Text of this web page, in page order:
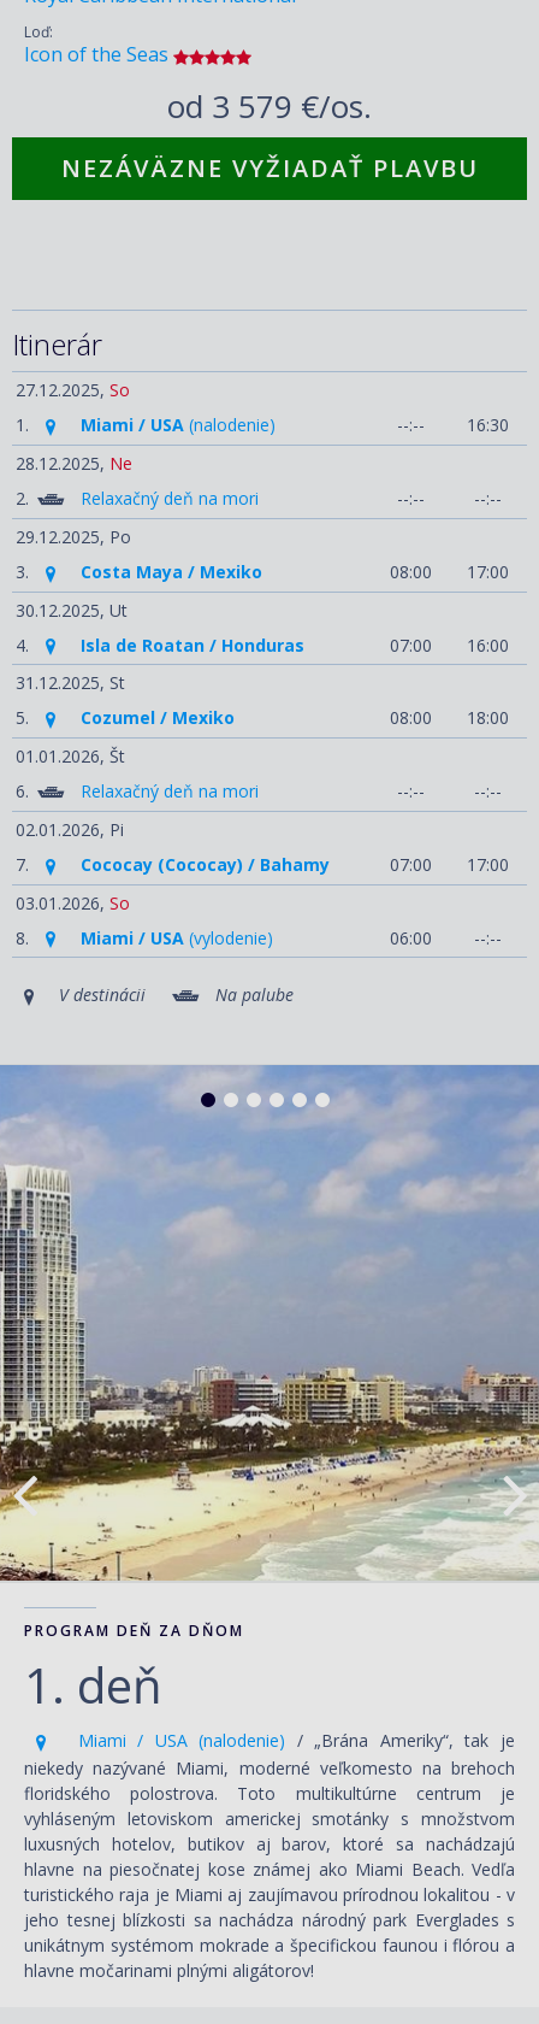
Loď:
Icon of the Seas
od 3 579 €/os.
NEZÁVÄZNE VYŽIADAŤ PLAVBU
Itinerár
27.12.2025, So
1.
Miami / USA (nalodenie) --:--
16:30
28.12.2025, Ne
2.
Relaxačný deň na mori --:--
--:--
29.12.2025, Po
3.
Costa Maya / Mexiko 08:00
17:00
30.12.2025, Ut
4.
Isla de Roatan / Honduras 07:00
16:00
31.12.2025, St
5.
Cozumel / Mexiko 08:00
18:00
01.01.2026, Št
6.
Relaxačný deň na mori --:--
--:--
02.01.2026, Pi
7.
Cococay (Cococay) / Bahamy 07:00
17:00
03.01.2026, So
8.
Miami / USA (vylodenie) 06:00 --:--
V destinácii Na palube
PROGRAM DEŇ ZA DŇOM
1. deň
Miami / USA (nalodenie) / „Brána Ameriky“, tak je
niekedy nazývané Miami, moderné veľkomesto na brehoch
floridského polostrova. Toto multikultúrne centrum je
vyhláseným letoviskom americkej smotánky s množstvom
luxusných hotelov, butikov aj barov, ktoré sa nachádzajú
hlavne na piesočnatej kose známej ako Miami Beach. Vedľa
turistického raja je Miami aj zaujímavou prírodnou lokalitou - v
jeho tesnej blízkosti sa nachádza národný park Everglades s
unikátnym systémom mokrade a špecifickou faunou i flórou a
hlavne močarinami plnými aligátorov!